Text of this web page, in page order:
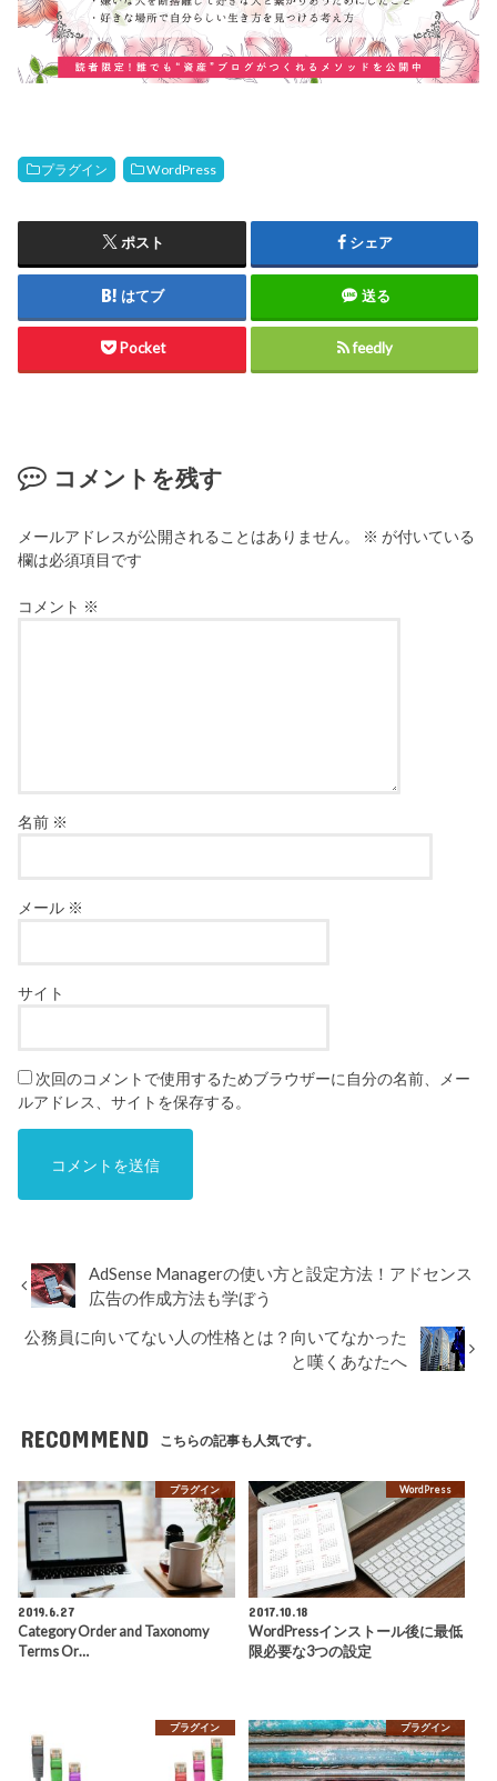
プラグイン WordPress
ポスト シェア
はてブ 送る
Pocket feedly
コメントを残す
メールアドレスが公開されることはありません。 ※ が付いている
欄は必須項目です
コメント ※
名前 ※
メール ※
サイト
次回のコメントで使用するためブラウザーに自分の名前、メー
ルアドレス、サイトを保存する。
AdSense Managerの使い方と設定方法！アドセンス
広告の作成方法も学ぼう
公務員に向いてない人の性格とは？向いてなかった
と嘆くあなたへ
RECOMMEND こちらの記事も人気です。
プラグイン
2019.6.27
Category Order and Taxonomy
Terms Or…
WordPress
2017.10.18
WordPressインストール後に最低
限必要な3つの設定
プラグイン プラグイン